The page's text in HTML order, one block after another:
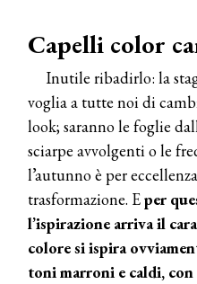
Capelli color
Inutile ribadirlo: la
voglia a tutte noi di
look; saranno le foglie
sciarpe avvolgenti o le
l’autunno è per
trasformazione. Eper
l’ispirazione arriva il
colore si ispira
toni marroni e caldi,